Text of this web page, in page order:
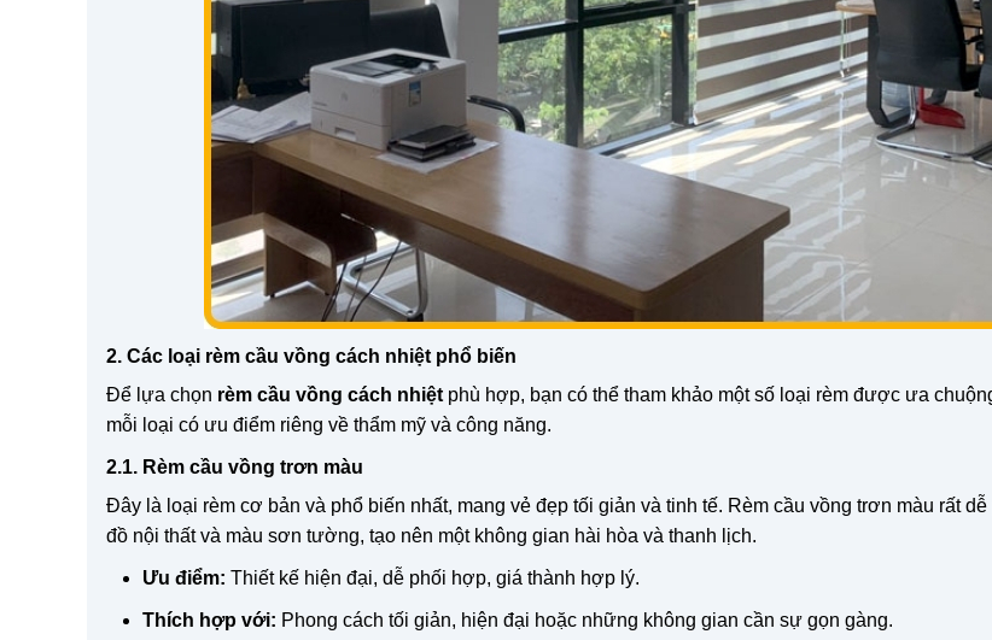
2. Các loại rèm cầu vồng cách nhiệt phổ biến
Để lựa chọn rèm cầu vồng cách nhiệt phù hợp, bạn có thể tham khảo một số loại rèm được ưa
mỗi loại có ưu điểm riêng về thẩm mỹ và công năng.
2.1. Rèm cầu vồng trơn màu
Đây là loại rèm cơ bản và phổ biến nhất, mang vẻ đẹp tối giản và tinh tế. Rèm cầu vồng trơn màu rất
đồ nội thất và màu sơn tường, tạo nên một không gian hài hòa và thanh lịch.
Ưu điểm: Thiết kế hiện đại, dễ phối hợp, giá thành hợp lý.
Thích hợp với: Phong cách tối giản, hiện đại hoặc những không gian cần sự gọn gàng.